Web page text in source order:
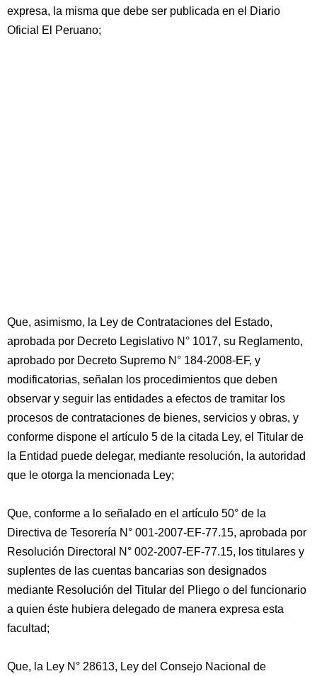
expresa, la misma que debe ser publicada en el Diario
Oficial El Peruano;
Que, asimismo, la Ley de Contrataciones del Estado,
aprobada por Decreto Legislativo N° 1017, su Reglamento,
aprobado por Decreto Supremo N° 184-2008-EF, y
modificatorias, señalan los procedimientos que deben
observar y seguir las entidades a efectos de tramitar los
procesos de contrataciones de bienes, servicios y obras, y
conforme dispone el artículo 5 de la citada Ley, el Titular de
la Entidad puede delegar, mediante resolución, la autoridad
que le otorga la mencionada Ley;
Que, conforme a lo señalado en el artículo 50° de la
Directiva de Tesorería N° 001-2007-EF-77.15, aprobada por
Resolución Directoral N° 002-2007-EF-77.15, los titulares y
suplentes de las cuentas bancarias son designados
mediante Resolución del Titular del Pliego o del funcionario
a quien éste hubiera delegado de manera expresa esta
facultad;
Que, la Ley N° 28613, Ley del Consejo Nacional de